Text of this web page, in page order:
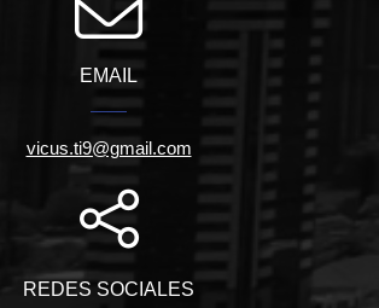
EMAIL
vicus.ti9@gmail.com
REDES SOCIALES